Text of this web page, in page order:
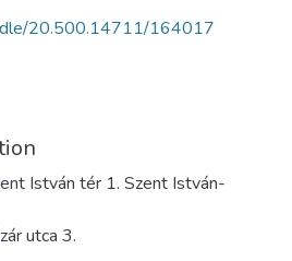
20.500.14711/164017
István tér 1. Szent István-
utca 3.